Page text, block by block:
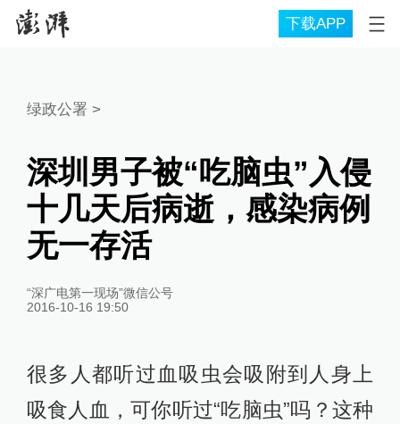
下载APP
绿政公署 >
深圳男子被“吃脑虫”入侵
十几天后病逝，感染病例
无一存活
“深广电第一现场”微信公号
2016-10-16 19:50
很多人都听过血吸虫会吸附到人身上
吸食人血，可你听过“吃脑虫”吗？这种